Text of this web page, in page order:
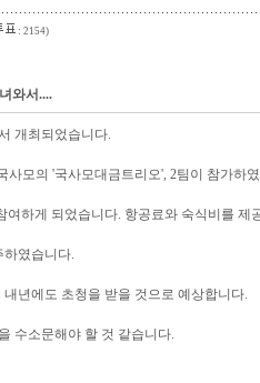
: 2154)
와서....
개최되었습니다.
모의 '국사모대금트리오', 2팀이 참가하
하게 되었습니다. 항공료와 숙식비를 제
하였습니다.
년에도 초청을 받을 것으로 예상합니다.
수소문해야 할 것 같습니다.